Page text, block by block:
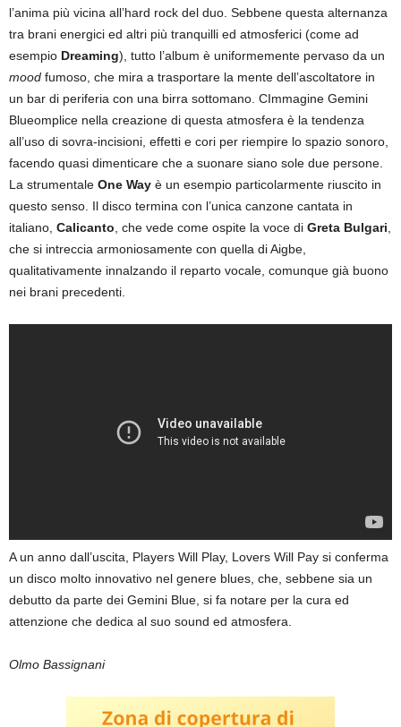
l’anima più vicina all’hard rock del duo. Sebbene questa alternanza
tra brani energici ed altri più tranquilli ed atmosferici (come ad
esempio Dreaming), tutto l’album è uniformemente pervaso da un
mood fumoso, che mira a trasportare la mente dell’ascoltatore in
un bar di periferia con una birra sottomano. CImmagine Gemini
Blueomplice nella creazione di questa atmosfera è la tendenza
all’uso di sovra-incisioni, effetti e cori per riempire lo spazio sonoro,
facendo quasi dimenticare che a suonare siano sole due persone.
La strumentale One Way è un esempio particolarmente riuscito in
questo senso. Il disco termina con l’unica canzone cantata in
italiano, Calicanto, che vede come ospite la voce di Greta Bulgari,
che si intreccia armoniosamente con quella di Aigbe,
qualitativamente innalzando il reparto vocale, comunque già buono
nei brani precedenti.
A un anno dall’uscita, Players Will Play, Lovers Will Pay si conferma
un disco molto innovativo nel genere blues, che, sebbene sia un
debutto da parte dei Gemini Blue, si fa notare per la cura ed
attenzione che dedica al suo sound ed atmosfera.
Olmo Bassignani